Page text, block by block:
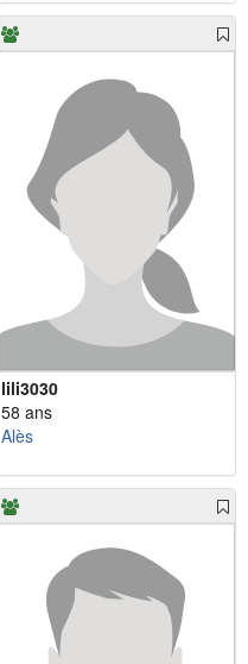
lili3030
58 ans
Alès